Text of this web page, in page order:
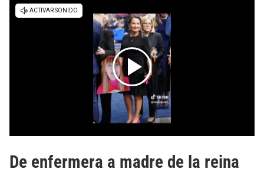
De enfermera a madre de la reina